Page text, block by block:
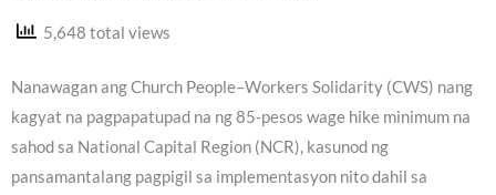
5,648 total views
Nanawagan ang Church People–Workers Solidarity (CWS) nang
kagyat na pagpapatupad na ng 85-pesos wage hike minimum na
sahod sa National Capital Region (NCR), kasunod ng
pansamantalang pagpigil sa implementasyon nito dahil sa